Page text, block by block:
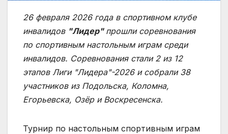
26 февраля 2026 года в спортивном клубе
инвалидов "Лидер" прошли соревнования
по спортивным настольным играм среди
инвалидов. Соревнования стали 2 из 12
этапов Лиги "Лидера"-2026 и собрали 38
участников из Подольска, Коломна,
Егорьевска, Озёр и Воскресенска.
Турнир по настольным спортивным играм